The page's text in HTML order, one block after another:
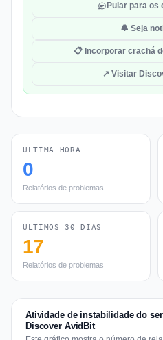
Pular para os
🔔 Seja
📋 Incorporar crachá
↗ Visitar
ÚLTIMA HORA
0
Relatórios de problemas
ÚLTIMOS 30 DIAS
17
Relatórios de problemas
Atividade de instabilidade do
Discover AvidBit